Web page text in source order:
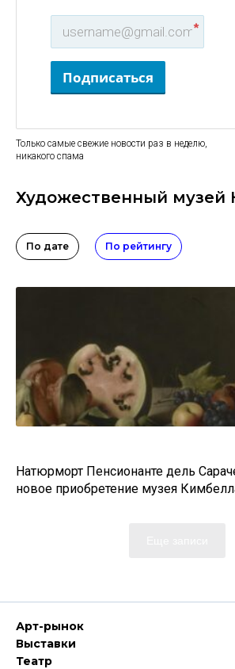
*
Подписаться
Только самые свежие новости раз в неделю,
никакого спама
Художественный музей
По дате По рейтингу
Натюрморт Пенсионанте дель
новое приобретение музея
Арт-рынок
Выставки
Театр